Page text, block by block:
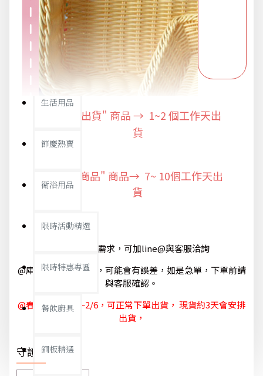
新品上市
旅行/休閒
生活用品
節慶熱賣
衛浴用品
限時活動精選
限時特惠專區
餐飲廚具
銅板精選
"快速出貨" 商品 → 1~2 個工作天出
貨
"預購商品" 商品→ 7~ 10個工作天出
貨
@如有急單需求，可加line@與客服洽詢
@庫存狀態隨時更新，可能會有誤差，如是急單，下單前請
與客服確認。
@春節休節 1/29~2/6，可正常下單出貨， 現貨約3天會安排
出貨，
守護你我